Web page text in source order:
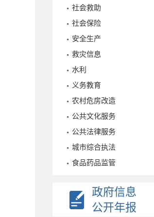
社会救助
社会保险
安全生产
救灾信息
水利
义务教育
农村危房改造
公共文化服务
公共法律服务
城市综合执法
食品药品监管
政府信息
公开年报